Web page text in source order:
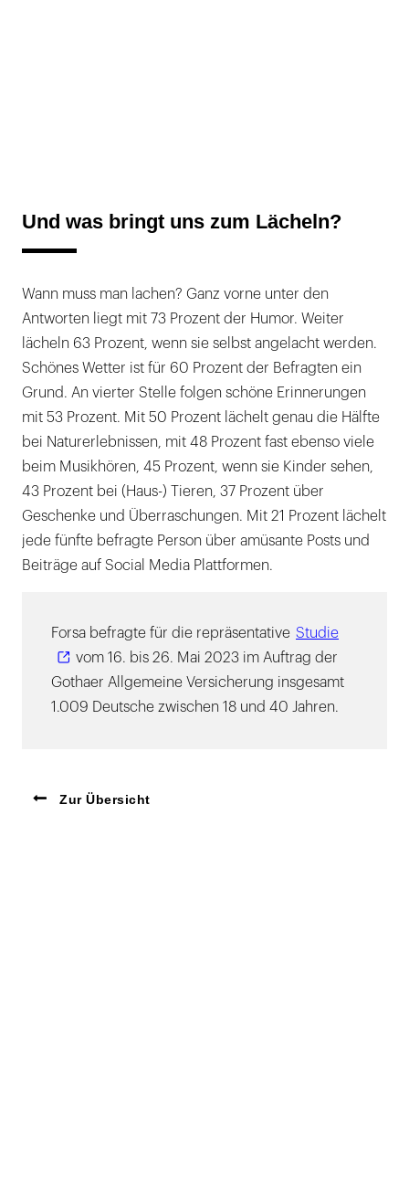
Und was bringt uns zum Lächeln?
Wann muss man lachen? Ganz vorne unter den
Antworten liegt mit 73 Prozent der Humor. Weiter
lächeln 63 Prozent, wenn sie selbst angelacht werden.
Schönes Wetter ist für 60 Prozent der Befragten ein
Grund. An vierter Stelle folgen schöne Erinnerungen
mit 53 Prozent. Mit 50 Prozent lächelt genau die Hälfte
bei Naturerlebnissen, mit 48 Prozent fast ebenso viele
beim Musikhören, 45 Prozent, wenn sie Kinder sehen,
43 Prozent bei (Haus-) Tieren, 37 Prozent über
Geschenke und Überraschungen. Mit 21 Prozent lächelt
jede fünfte befragte Person über amüsante Posts und
Beiträge auf Social Media Plattformen.
Forsa befragte für die repräsentative Studie
vom 16. bis 26. Mai 2023 im Auftrag der
Gothaer Allgemeine Versicherung insgesamt
1.009 Deutsche zwischen 18 und 40 Jahren.
Zur Übersicht